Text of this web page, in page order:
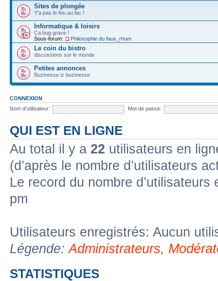
Sites de plongée
Y'a pas le feu au lac !
Informatique & loisirs
Ca bug grave !
Sous-forum:
Philosophie du faux_rhum
Le coin du bistro
discussions sur le monde
Petites annonces
Buzinesse iz buzinesse
CONNEXION
Nom d’utilisateur:
Mot de passe:
QUI EST EN LIGNE
Au total il y a 22 utilisateurs en
(d’après le nombre d’utilisateurs
Le record du nombre
pm
Utilisateurs enregistrés: Aucun
Légende:Administrateurs,
STATISTIQUES